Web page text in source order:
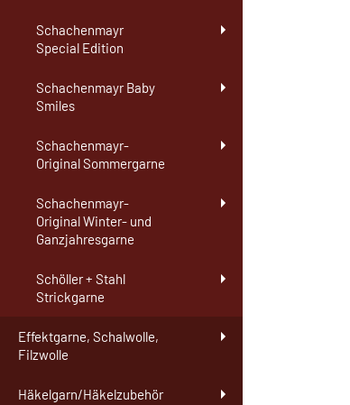
Schachenmayr
Special Edition
Schachenmayr Baby
Smiles
Schachenmayr-
Original Sommergarne
Schachenmayr-
Original Winter- und
Ganzjahresgarne
Schöller + Stahl
Strickgarne
Effektgarne, Schalwolle,
Filzwolle
Häkelgarn/Häkelzubehör